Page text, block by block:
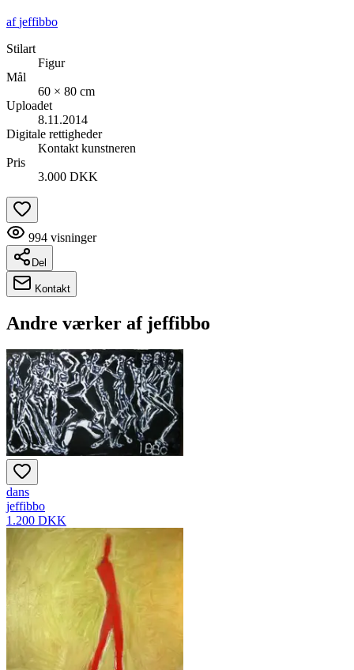
afjeffibbo
Stilart
Figur
Mål
60 × 80 cm
Uploadet
8.11.2014
Digitale rettigheder
Kontakt kunstneren
Pris
3.000 DKK
994 visninger
Del
Kontakt
Andre værker af jeffibbo
dans
jeffibbo
1.200 DKK